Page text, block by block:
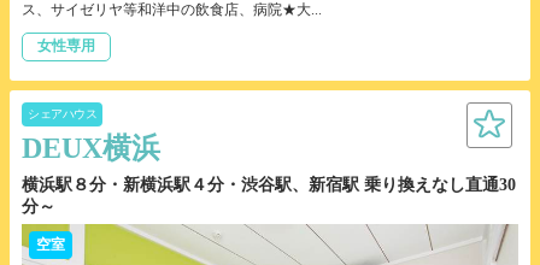
ス、サイゼリヤ等和洋中の飲食店、病院★大...
女性専用
シェアハウス
DEUX横浜
横浜駅８分・新横浜駅４分・渋谷駅、新宿駅 乗り換えなし直通30
分～
空室